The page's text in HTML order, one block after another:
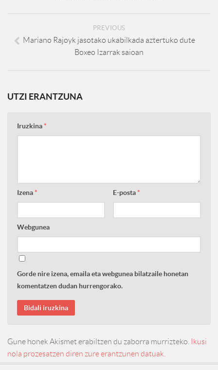
PREVIOUS
Mariano Rajoyk jasotako ukabilkada aztertuko dute
Boxeo Izarrak saioan
UTZI ERANTZUNA
Iruzkina*
Izena* E-posta*
Webgunea
Gorde nire izena, emaila eta webgunea bilatzaile honetan
komentatzen dudan hurrengorako.
Gune honek Akismet erabiltzen du zaborra murrizteko.
Ikusi
nola prozesatzen diren zure erantzunen datuak.